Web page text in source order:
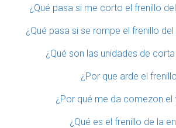
¿Qué pasa si me corto el frenillo
¿Qué pasa si se rompe el frenillo
¿Qué son las unidades de
¿Por que arde el
¿Por qué me da comezon el
¿Qué es el frenillo de la